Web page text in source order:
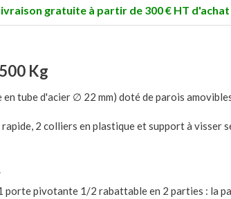
gratuite à partir de 300 € HT d'achat
Kg
tube d'acier ∅ 22 mm) doté de parois
2 colliers en plastique et support à visser
porte pivotante 1/2 rabattable en 2 parties : la